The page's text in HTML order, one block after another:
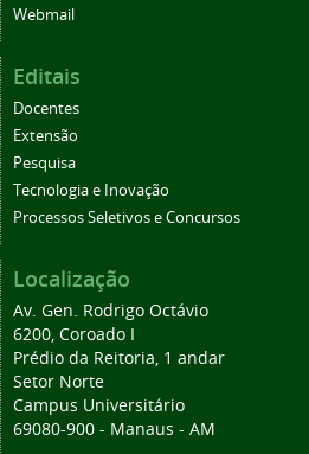
Webmail
Editais
Docentes
Extensão
Pesquisa
Tecnologia e Inovação
Processos Seletivos e Concursos
Localização
Av. Gen. Rodrigo Octávio
6200, Coroado I
Prédio da Reitoria, 1 andar
Setor Norte
Campus Universitário
69080-900 - Manaus - AM